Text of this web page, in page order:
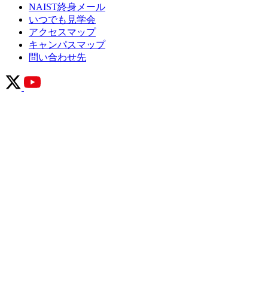
NAIST終身メール
いつでも見学会
アクセスマップ
キャンパスマップ
問い合わせ先